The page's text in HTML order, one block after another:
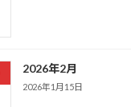
2026年2月
2026年1月15日